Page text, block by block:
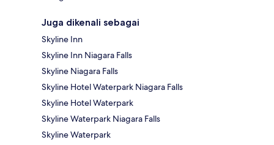
Juga dikenali sebagai
Skyline Inn
Skyline Inn Niagara Falls
Skyline Niagara Falls
Skyline Hotel Waterpark Niagara Falls
Skyline Hotel Waterpark
Skyline Waterpark Niagara Falls
Skyline Waterpark